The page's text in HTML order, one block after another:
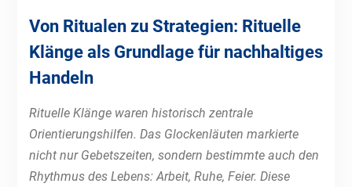
Von Ritualen zu Strategien: Rituelle
Klänge als Grundlage für nachhaltiges
Handeln
Rituelle Klänge waren historisch zentrale
Orientierungshilfen. Das Glockenläuten markierte
nicht nur Gebetszeiten, sondern bestimmte auch den
Rhythmus des Lebens: Arbeit, Ruhe, Feier. Diese